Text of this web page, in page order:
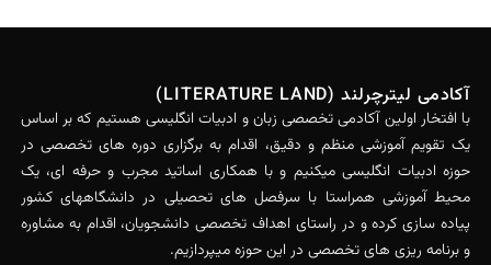
آکادمی لیترچرلند (LITERATURE LAND)
با افتخار اولین آکادمی تخصصی زبان و ادبیات انگلیسی هستیم که بر اساس
یک تقویم آموزشی منظم و دقیق، اقدام به برگزاری دوره های تخصصی در
حوزه ادبیات انگلیسی میکنیم و با همکاری اساتید مجرب و حرفه ای، یک
محیط آموزشی همراستا با سرفصل های تحصیلی در دانشگاههای کشور
پیاده سازی کرده و در راستای اهداف تخصصی دانشجویان، اقدام به مشاوره
و برنامه ریزی های تخصصی در این حوزه میپردازیم.